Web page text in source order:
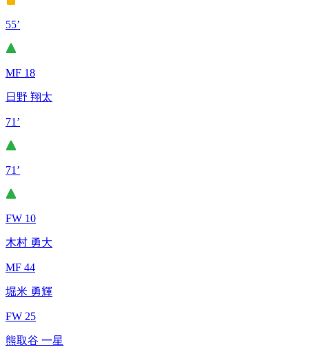
55’
MF 18
日野 翔太
71’
71’
FW 10
木村 勇大
MF 44
堀米 勇輝
FW 25
熊取谷 一星